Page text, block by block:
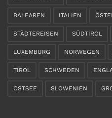
BALEAREN ITALIEN
STÄDTEREISEN SÜDTIROL
LUXEMBURG NORWEGEN
TIROL SCHWEDEN
OSTSEE SLOWENIEN